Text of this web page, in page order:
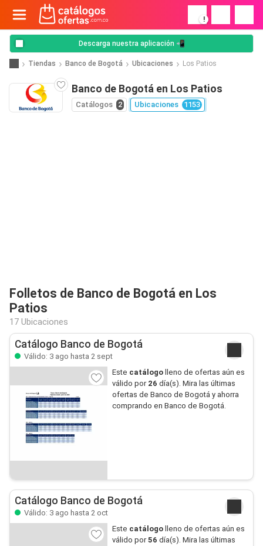
!
Descarga nuestra aplicación 📲
Tiendas Banco de Bogotá Ubicaciones Los Patios
Banco de Bogotá en Los Patios
Catálogos 2 Ubicaciones 1153
Folletos de Banco de Bogotá en Los
Patios
17 Ubicaciones
Catálogo Banco de Bogotá
Válido: 3 ago hasta 2 sept
Este catálogolleno de ofertas aún es
válido por 26 día(s). Mira las últimas
ofertas de Banco de Bogotá y ahorra
comprando en Banco de Bogotá.
Catálogo Banco de Bogotá
Válido: 3 ago hasta 2 oct
Este catálogolleno de ofertas aún es
válido por56 día(s). Mira las últimas